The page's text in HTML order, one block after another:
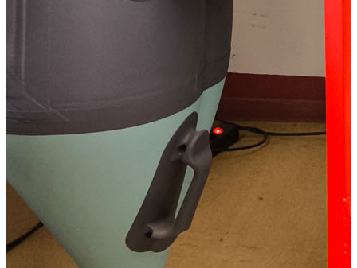
Квитанцией
в любом банке
Характеристики